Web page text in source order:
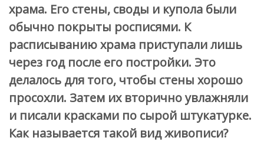
храма. Его стены, своды и купола были
обычно покрыты росписями. К
расписыванию храма приступали лишь
через год после его постройки. Это
делалось для того, чтобы стены хорошо
просохли. Затем их вторично увлажняли
и писали красками по сырой штукатурке.
Как называется такой вид живописи?